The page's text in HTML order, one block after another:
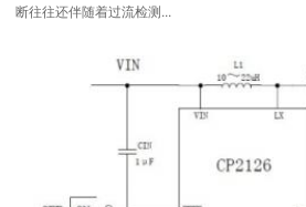
断往往还伴随着过流检测...